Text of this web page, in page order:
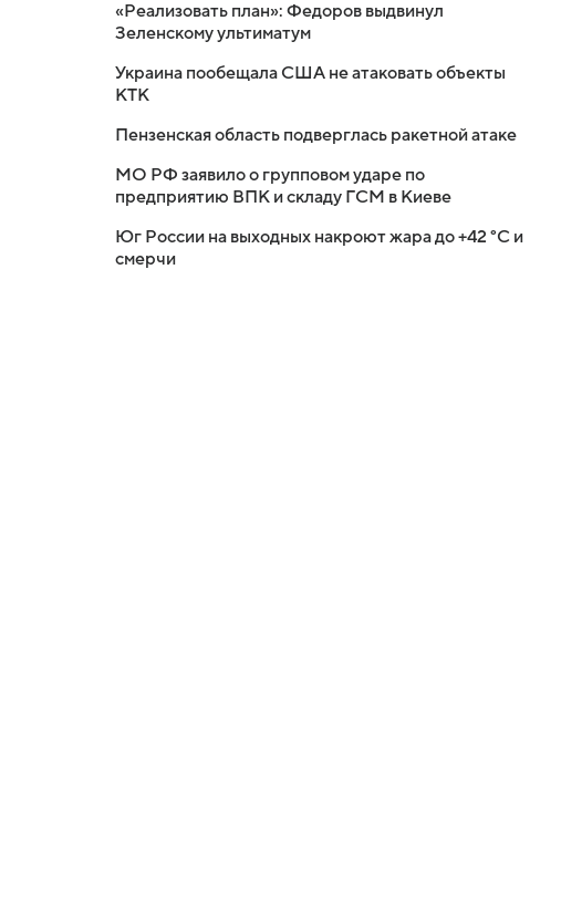
«Реализовать план»: Федоров выдвинул
Зеленскому ультиматум
Украина пообещала США не атаковать объекты
КТК
Пензенская область подверглась ракетной атаке
МО РФ заявило о групповом ударе по
предприятию ВПК и складу ГСМ в Киеве
Юг России на выходных накроют жара до +42 °C и
смерчи